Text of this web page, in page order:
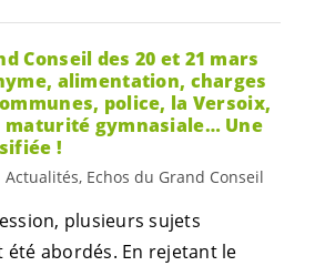
Conseil des 20 et 21 mars
alimentation, charges
police, la Versoix,
maturité gymnasiale… Une
!
Actualités, Echos du Grand Conseil
plusieurs sujets
abordés. En rejetant le